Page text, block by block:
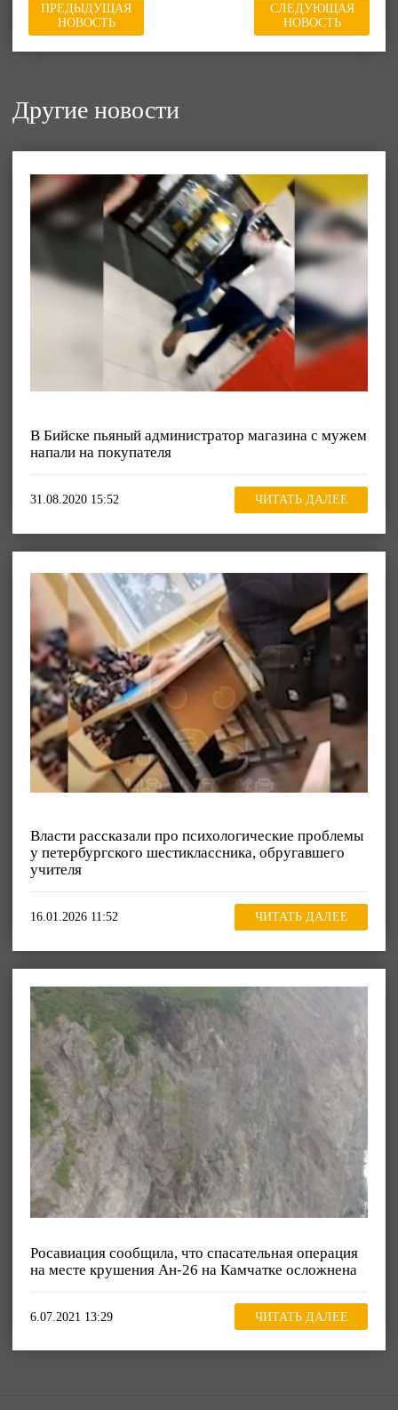
ПРЕДЫДУЩАЯ
НОВОСТЬ
СЛЕДУЮЩАЯ
НОВОСТЬ
Другие новости
В Бийске пьяный администратор магазина с мужем
напали на покупателя
31.08.2020 15:52 ЧИТАТЬ ДАЛЕЕ
Власти рассказали про психологические проблемы
у петербургского шестиклассника, обругавшего
учителя
16.01.2026 11:52 ЧИТАТЬ ДАЛЕЕ
Росавиация сообщила, что спасательная операция
на месте крушения Ан-26 на Камчатке осложнена
6.07.2021 13:29 ЧИТАТЬ ДАЛЕЕ